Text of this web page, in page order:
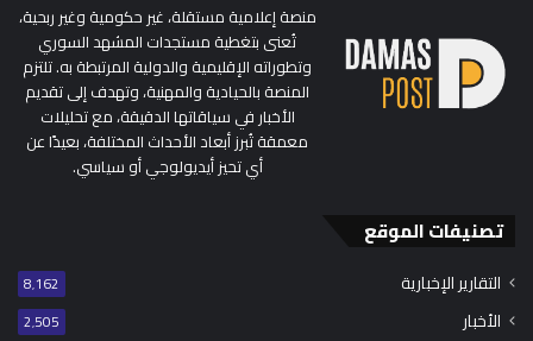
منصة إعلامية مستقلة، غير حكومية وغير ربحية،
تُعنى بتغطية مستجدات المشهد السوري
وتطوراته الإقليمية والدولية المرتبطة به. تلتزم
المنصة بالحيادية والمهنية، وتهدف إلى تقديم
الأخبار في سياقاتها الدقيقة، مع تحليلات
معمقة تُبرز أبعاد الأحداث المختلفة، بعيدًا عن
أي تحيز أيديولوجي أو سياسي.
تصنيفات الموقع
التقارير الإخبارية 8٬162
الأخبار 2٬505